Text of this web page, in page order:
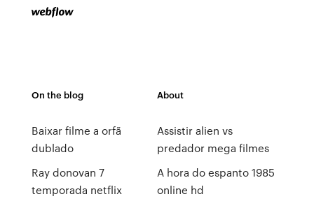
On the blog
Baixar filme a orfã
dublado
Ray donovan 7
temporada netflix
About
Assistir alien vs
predador mega filmes
A hora do espanto 1985
online hd